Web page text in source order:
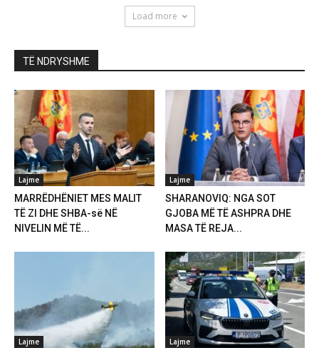
Load more
TË NDRYSHME
Lajme
MARRËDHËNIET MES MALIT
TË ZI DHE SHBA-së NË
NIVELIN MË TË...
Lajme
SHARANOVIQ: NGA SOT
GJOBA MË TË ASHPRA DHE
MASA TË REJA...
Lajme Lajme